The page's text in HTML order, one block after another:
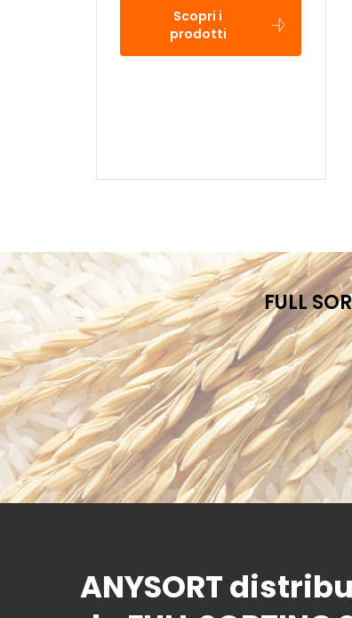
Scopri i
prodotti
FULL
ANYSORT